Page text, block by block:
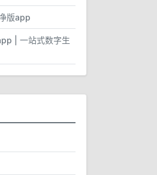
版app
| 一站式数字生